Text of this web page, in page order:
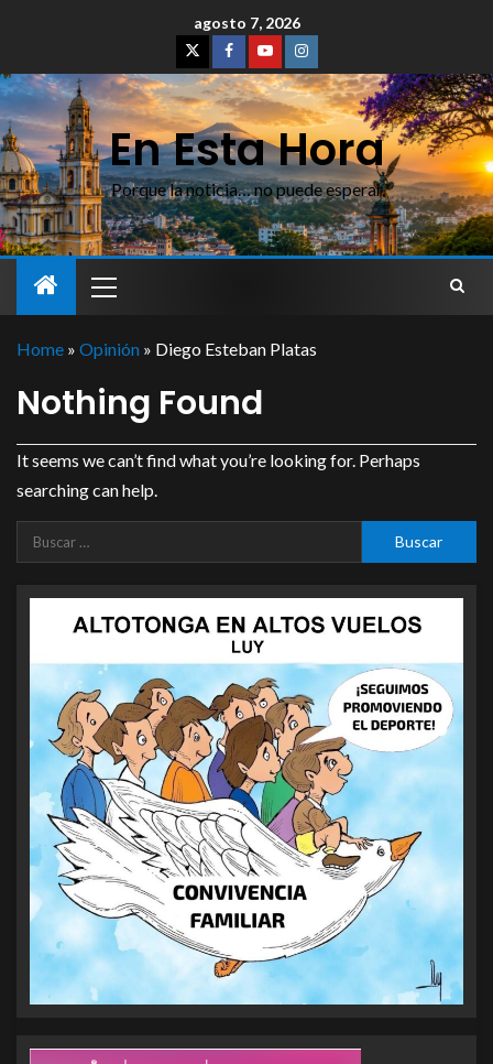
agosto 7, 2026
En Esta Hora
Porque la noticia… no puede esperar
Home » Opinión » Diego Esteban Platas
Nothing Found
It seems we can’t find what you’re looking for. Perhaps
searching can help.